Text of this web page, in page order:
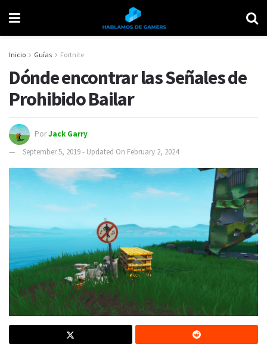
Inicio Guías Fortnite
Dónde encontrar las Señales de
Prohibido Bailar
PorJack Garry
September 5, 2019 - Updated On February 2, 2024